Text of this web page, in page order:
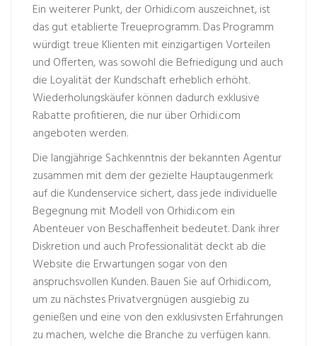
Ein weiterer Punkt, der Orhidi.com auszeichnet, ist
das gut etablierte Treueprogramm. Das Programm
würdigt treue Klienten mit einzigartigen Vorteilen
und Offerten, was sowohl die Befriedigung und auch
die Loyalität der Kundschaft erheblich erhöht.
Wiederholungskäufer können dadurch exklusive
Rabatte profitieren, die nur über Orhidi.com
angeboten werden.
Die langjährige Sachkenntnis der bekannten Agentur
zusammen mit dem der gezielte Hauptaugenmerk
auf die Kundenservice sichert, dass jede individuelle
Begegnung mit Modell von Orhidi.com ein
Abenteuer von Beschaffenheit bedeutet. Dank ihrer
Diskretion und auch Professionalität deckt ab die
Website die Erwartungen sogar von den
anspruchsvollen Kunden. Bauen Sie auf Orhidi.com,
um zu nächstes Privatvergnügen ausgiebig zu
genießen und eine von den exklusivsten Erfahrungen
zu machen, welche die Branche zu verfügen kann.